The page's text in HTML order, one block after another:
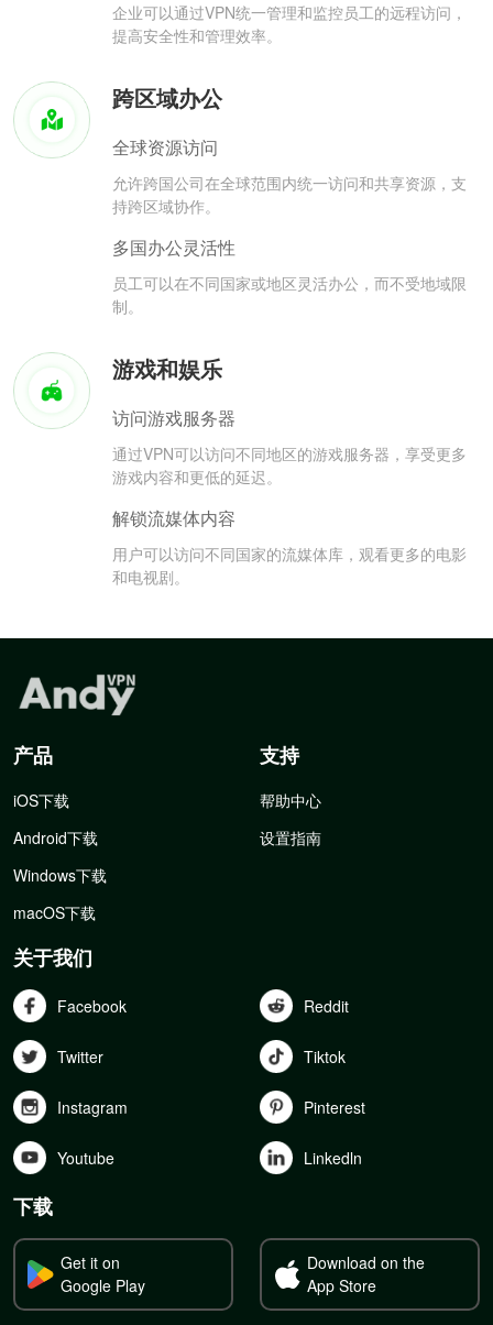
企业可以通过VPN统一管理和监控员工的远程访问，
提高安全性和管理效率。
跨区域办公
全球资源访问
允许跨国公司在全球范围内统一访问和共享资源，支
持跨区域协作。
多国办公灵活性
员工可以在不同国家或地区灵活办公，而不受地域限
制。
游戏和娱乐
访问游戏服务器
通过VPN可以访问不同地区的游戏服务器，享受更多
游戏内容和更低的延迟。
解锁流媒体内容
用户可以访问不同国家的流媒体库，观看更多的电影
和电视剧。
产品
iOS下载
Android下载
Windows下载
macOS下载
支持
帮助中心
设置指南
关于我们
Facebook Reddit
Twitter Tiktok
Instagram Pinterest
Youtube Linkedln
下载
Get it on
Google Play
Download on the
App Store